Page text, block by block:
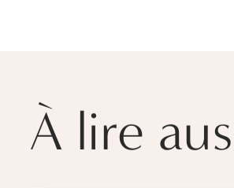
À lire